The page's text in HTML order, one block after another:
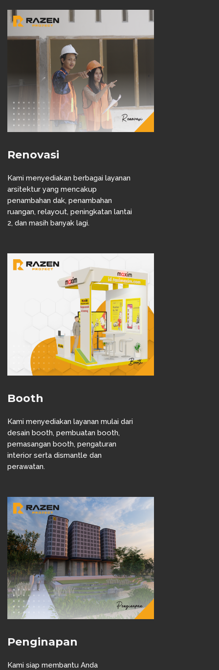
Renovasi
Kami menyediakan berbagai layanan
arsitektur yang mencakup
penambahan dak, penambahan
ruangan, relayout, peningkatan lantai
2, dan masih banyak lagi.
Booth
Kami menyediakan layanan mulai dari
desain booth, pembuatan booth,
pemasangan booth, pengaturan
interior serta dismantle dan
perawatan.
Penginapan
Kami siap membantu Anda